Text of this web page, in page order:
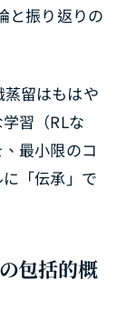
と振り返りの
留はもはや
習（RLな
最小限のコ
「伝承」で
包括的概